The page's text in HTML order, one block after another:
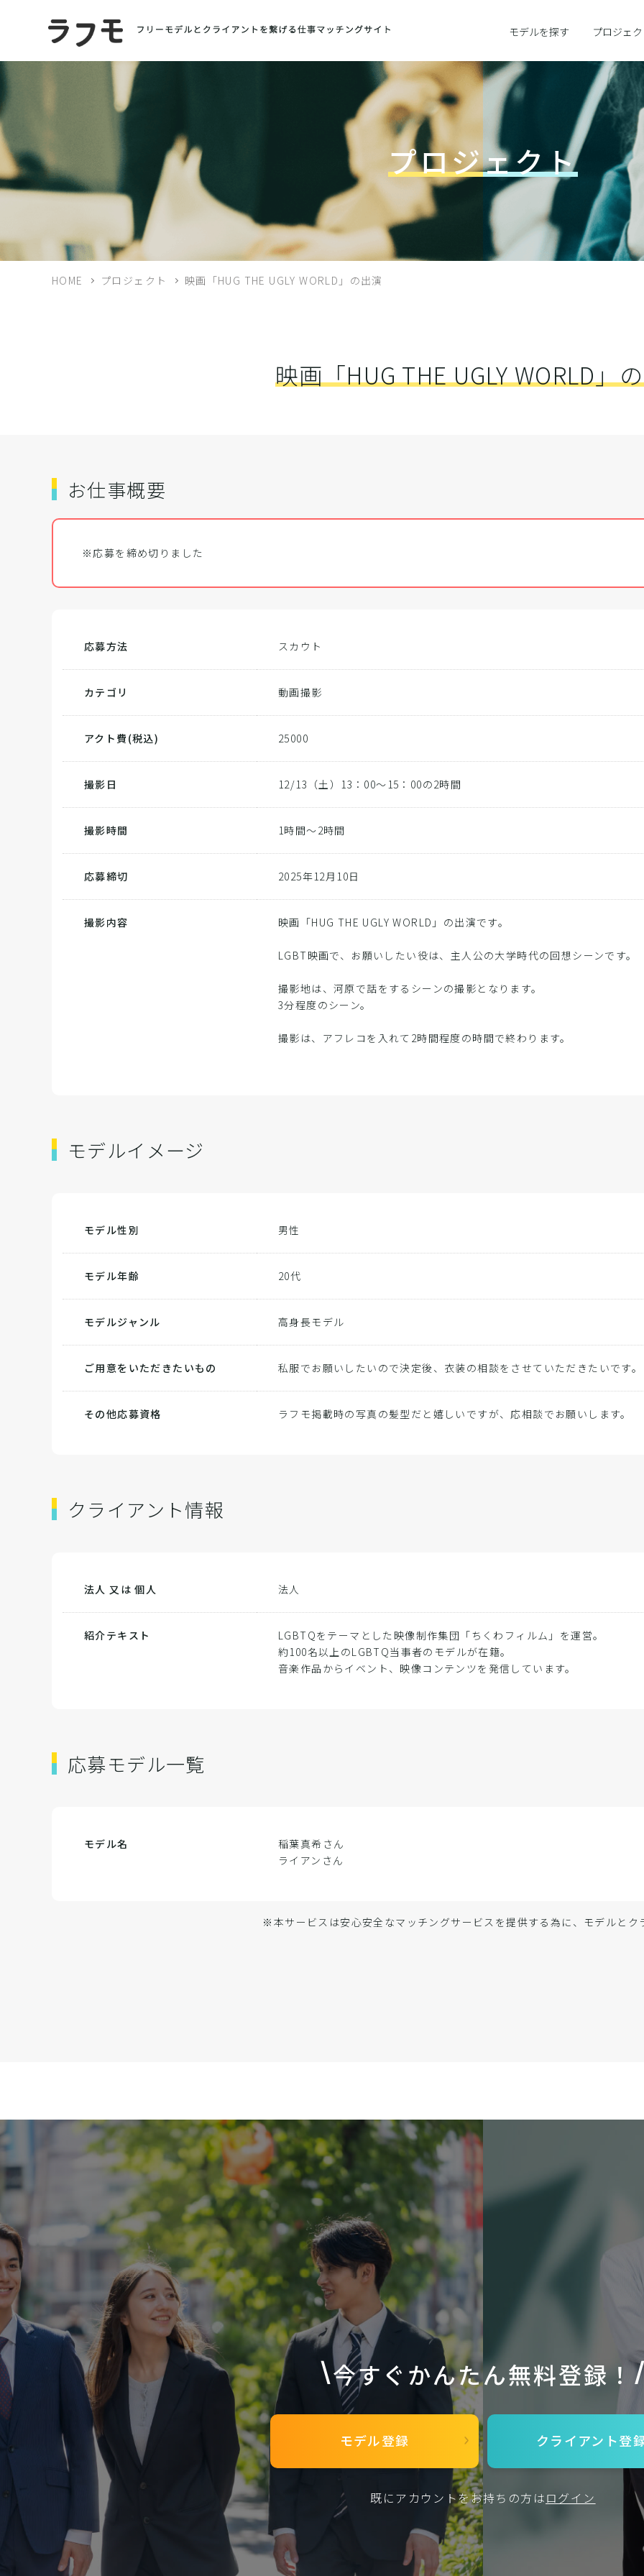
モデルを探す プロジェ
プロジェクト
HOME プロジェクト 映画「HUG THE UGLY WORLD」の出演
映画「HUG THE UGLY WORLD」
お仕事概要
※応募を締め切りました
応募方法 スカウト
カテゴリ 動画撮影
アクト費(税込) 25000
撮影日 12/13（土）13：00〜15：00の2時間
撮影時間 1時間～2時間
応募締切 2025年12月10日
撮影内容 映画「HUG THE UGLY WORLD」の出演です。
LGBT映画で、お願いしたい役は、主人公の大学時代の回想シーンです。
撮影地は、河原で話をするシーンの撮影となります。
3分程度のシーン。
撮影は、アフレコを入れて2時間程度の時間で終わります。
モデルイメージ
モデル性別 男性
モデル年齢 20代
モデルジャンル 高身長モデル
ご用意をいただきたいもの 私服でお願いしたいので決定後、衣装の相談をさせていただきたいです。
その他応募資格 ラフモ掲載時の写真の髪型だと嬉しいですが、応相談でお願いします。
クライアント情報
法人 又は 個人 法人
紹介テキスト
LGBTQをテーマとした映像制作集団「ちくわフィルム」を運営。
約100名以上のLGBTQ当事者のモデルが在籍。
音楽作品からイベント、映像コンテンツを発信しています。
応募モデル一覧
モデル名
稲葉真希さん
ライアンさん
※本サービスは安心安全なマッチングサービスを提供する為に、モデルと
今すぐかんたん無料登録！
モデル登録 クライアント登
既にアカウントをお持ちの方はログイン